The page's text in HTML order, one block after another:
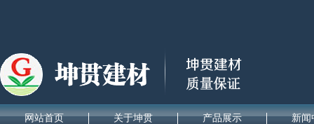
网站首页 关于坤贯 产品展示 新闻